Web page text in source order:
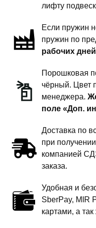
лифту
Если пружин
пружин по
рабочих
Порошковая
чёрный. Цвет
менеджера.
поле «Доп.
Доставка по
при
компанией
заказа.
Удобная и
SberPay, MIR
картами, а